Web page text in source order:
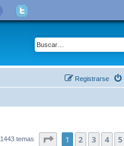
Registrarse
1443 temas Página1 de 29
1 2 3 4 5